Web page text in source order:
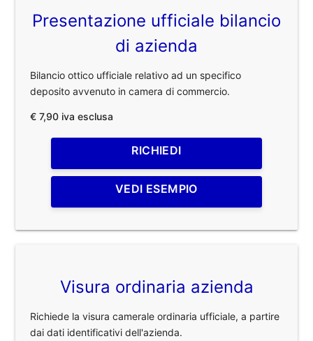
Presentazione ufficiale bilancio
di azienda
Bilancio ottico ufficiale relativo ad un specifico
deposito avvenuto in camera di commercio.
€ 7,90 iva esclusa
RICHIEDI
VEDI ESEMPIO
Visura ordinaria azienda
Richiede la visura camerale ordinaria ufficiale, a partire
dai dati identificativi dell'azienda.